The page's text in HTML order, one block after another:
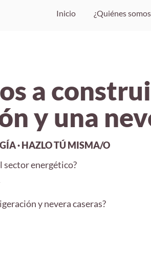
Inicio ¿Quiénes
a
y una
· HAZLO TÚ MISMA/O
sector energético?
y nevera caseras?